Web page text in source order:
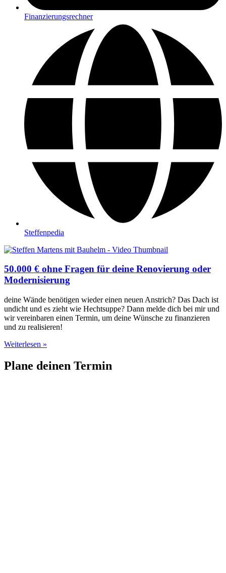
Finanzierungsrechner
Steffenpedia
50.000 € ohne Fragen für deine Renovierung oder
Modernisierung​
deine Wände benötigen wieder einen neuen Anstrich? Das Dach ist
undicht und es zieht wie Hechtsuppe? Dann melde dich bei mir und
wir vereinbaren einen Termin, um deine Wünsche zu finanzieren
und zu realisieren!
Weiterlesen »
Plane deinen Termin